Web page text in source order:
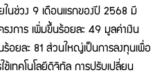
ในช่วง 9 เดือนแรกของปี 2568 มี
งการ เพิ่มขึ้นร้อยละ 49 มูลค่าเงิน
อยละ 81 ส่วนใหญ่เป็นการลงทุนเพื่อ
เทคโนโลยีดิจิทัล การปรับเปลี่ยน